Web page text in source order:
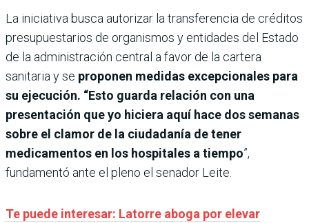
La iniciativa busca autorizar la transferencia de créditos
presupuestarios de organismos y entidades del Estado
de la administración central a favor de la cartera
sanitaria y se proponen medidas excepcionales para
su ejecución. “Esto guarda relación con una
presentación que yo hiciera aquí hace dos semanas
sobre el clamor de la ciudadanía de tener
medicamentos en los hospitales a tiempo”,
fundamentó ante el pleno el senador Leite.
Te puede interesar: Latorre aboga por elevar